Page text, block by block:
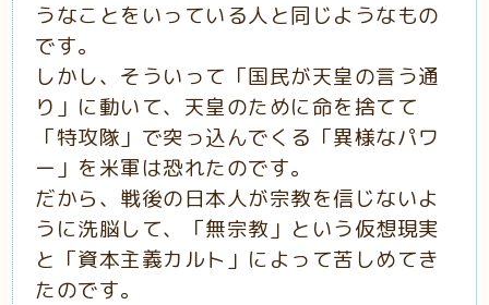
うなことをいっている人と同じようなもの
です。
しかし、そういって「国民が天皇の言う通
り」 に動いて、天皇のために命を捨てて
「特攻隊」で突っ込んでくる「異様なパワ
ー」を米軍は恐れたのです。
だから、戦後の日本人が宗教を信じないよ
うに洗脳して、「無宗教」という仮想現実
と「資本主義カルト」によって苦しめてき
たのです。